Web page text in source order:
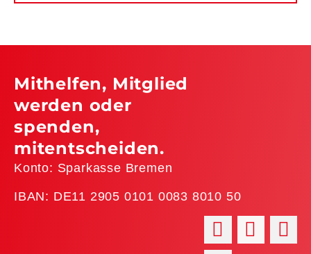
Mithelfen, Mitglied
werden oder
spenden,
mitentscheiden.
Konto: Sparkasse Bremen
IBAN: DE11 2905 0101 0083 8010 50